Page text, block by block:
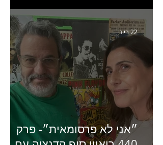
״אני לא פרסומאית״- פרק
22 ביוני